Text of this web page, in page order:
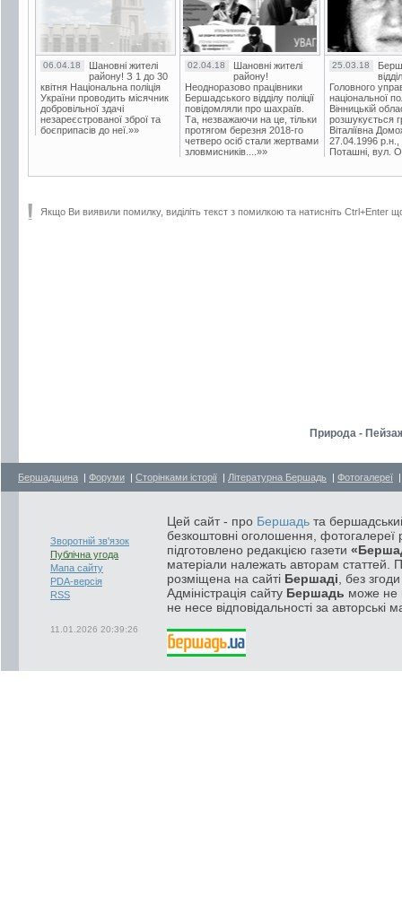
06.04.18
Шановні жителі
району! З 1 до 30
квітня Національна поліція
України проводить місячник
добровільної здачі
незареєстрованої зброї та
боєприпасів до неї.»»
02.04.18
Шановні жителі
району!
Неодноразово працівники
Бершадського відділу поліції
повідомляли про шахраїв.
Та, незважаючи на це, тільки
протягом березня 2018-го
четверо осіб стали жертвами
зловмисників....»»
25.03.18
Головного
національної
Вінницькій
розшукується
Віталіївна
27.04.1996 р.н.,
Поташні, вул.
Якщо Ви виявили помилку, виділіть текст з помилкою та натисніть Ctrl+Enter
Природа -
Бершадщина | Форуми | Сторінками історії | Літературна Бершадь | Фотогалереї
Зворотній зв'язок
Публічна угода
Мапа сайту
PDA-версія
RSS
11.01.2026 20:39:26
Цей сайт - про Бершадь та
безкоштовні оголошення, фотогалереї
підготовлено редакцією газети
матеріали належать авторам статтей.
розміщена на сайті Бершаді , без
Адміністрація сайту Бершадь може не
не несе відповідальності за авторські